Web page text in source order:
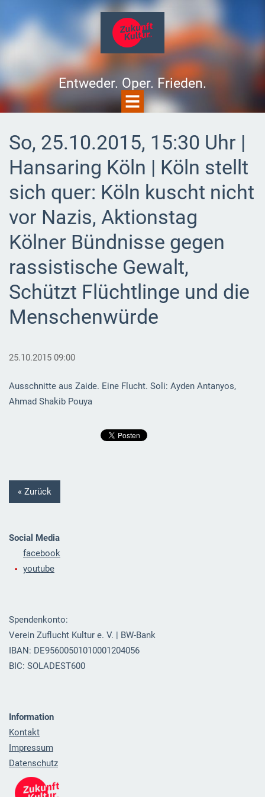
Entweder. Oper. Frieden.
So, 25.10.2015, 15:30 Uhr |
Hansaring Köln | Köln stellt
sich quer: Köln kuscht nicht
vor Nazis, Aktionstag
Kölner Bündnisse gegen
rassistische Gewalt,
Schützt Flüchtlinge und die
Menschenwürde
25.10.2015 09:00
Ausschnitte aus Zaide. Eine Flucht. Soli: Ayden Antanyos,
Ahmad Shakib Pouya
« Zurück
Social Media
facebook
youtube
Spendenkonto:
Verein Zuflucht Kultur e. V. | BW-Bank
IBAN: DE95600501010001204056
BIC: SOLADEST600
Information
Kontakt
Impressum
Datenschutz